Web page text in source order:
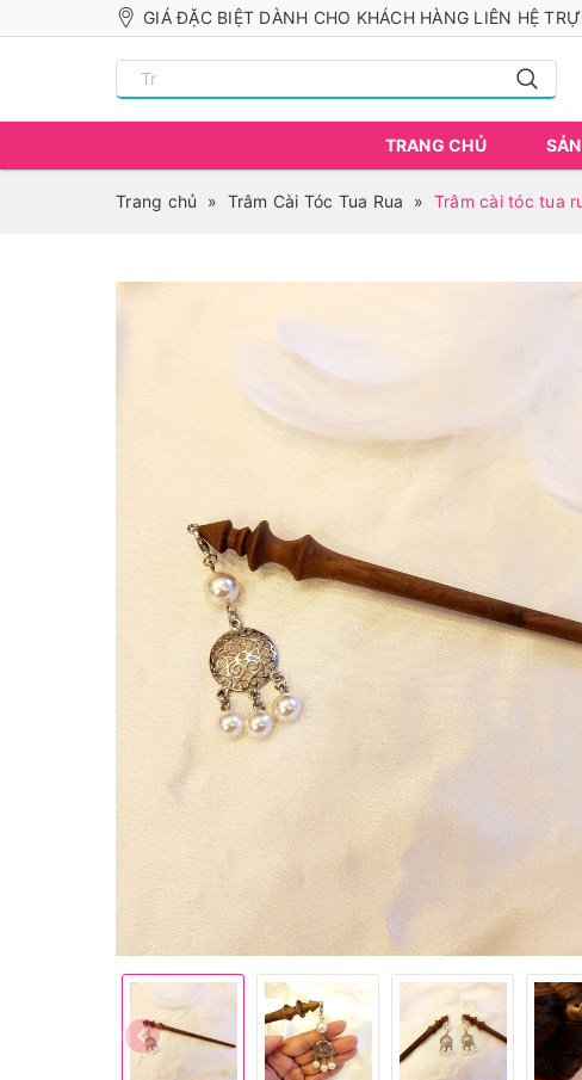
GIÁ ĐẶC BIỆT DÀNH CHO KHÁCH HÀNG LIÊN HỆ
TRANG CHỦ
Trang chủ » Trâm Cài Tóc Tua Rua » Trâm cài tóc tua